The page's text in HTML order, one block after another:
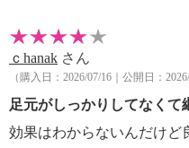
ｃhanak さん
（購入日：2026/07/16｜公開日：2026/
足元がしっかりしてなく
効果はわからないんだけ